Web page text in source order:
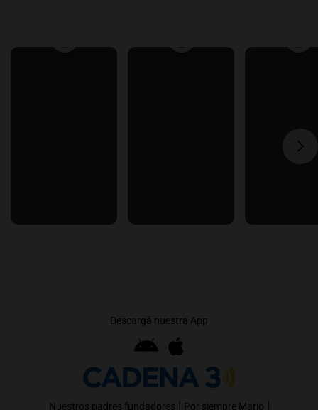
Descargá nuestra App
Nuestros padres fundadores | Por siempre Mario |